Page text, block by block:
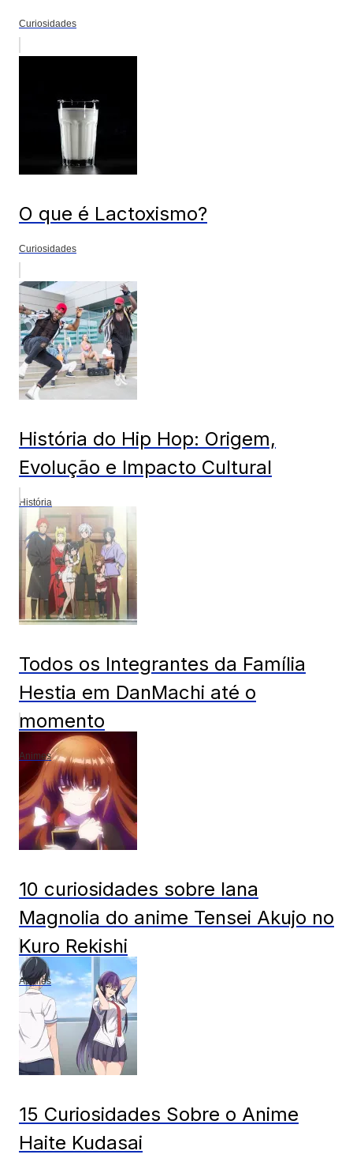
Curiosidades
O que é Lactoxismo?
Curiosidades
História do Hip Hop: Origem,
Evolução e Impacto Cultural
História
Todos os Integrantes da Família
Hestia em DanMachi até o
momento
Animes
10 curiosidades sobre Iana
Magnolia do anime Tensei Akujo no
Kuro Rekishi
Animes
15 Curiosidades Sobre o Anime
Haite Kudasai